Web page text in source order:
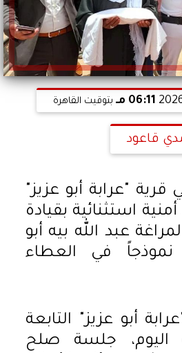
06:11 مـ بتوقيت القاهرة
قاعود
"عرابة أبو عزيز"
استثنائية بقيادة
عبد الله بيه أبو
في العطاء
أبو عزيز" التابعة
اليوم، جلسة صلح